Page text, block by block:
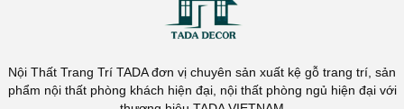
Nội Thất Trang Trí TADA đơn vị chuyên sản xuất kệ gỗ trang trí, sản
phẩm nội thất phòng khách hiện đại, nội thất phòng ngủ hiện đại với